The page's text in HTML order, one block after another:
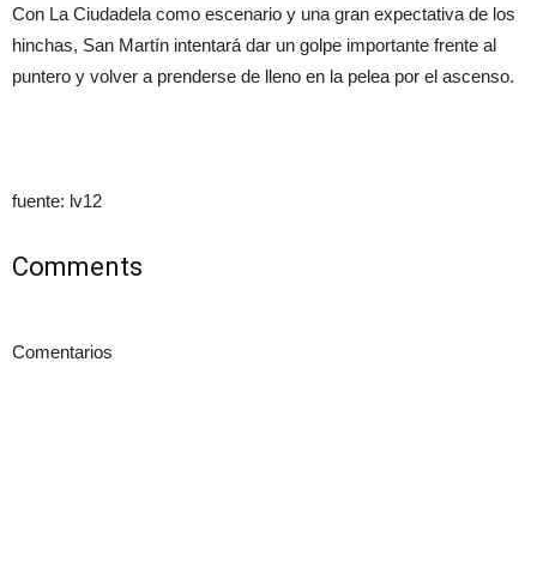
Con La Ciudadela como escenario y una gran expectativa de los
hinchas, San Martín intentará dar un golpe importante frente al
puntero y volver a prenderse de lleno en la pelea por el ascenso.
fuente: lv12
Comments
Comentarios